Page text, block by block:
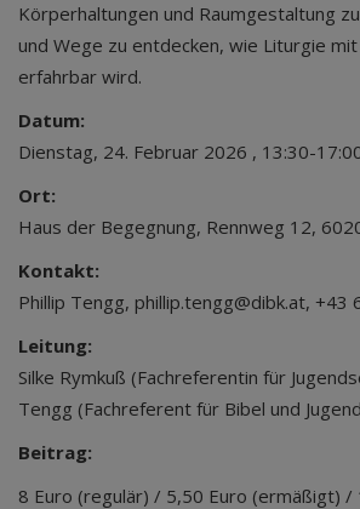
Körperhaltungen und Raumgestaltung
und Wege zu entdecken, wie Liturgie mit
erfahrbar wird.
Datum:
Dienstag, 24. Februar 2026 , 13:30-
Ort:
Haus der Begegnung, Rennweg 12,
Kontakt:
Phillip Tengg, phillip.tengg@dibk.at,
Leitung:
Silke Rymkuß (Fachreferentin für
Tengg (Fachreferent für Bibel und
Beitrag:
8 Euro (regulär) / 5,50 Euro (ermäßigt) /